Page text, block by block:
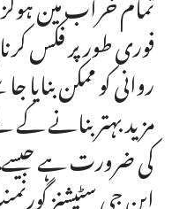
فوری طور پر فکس
روانی کو ممکن
مزید بہتر بنانے
کی ضرورت ہے جیسے
این جی سٹیشنز